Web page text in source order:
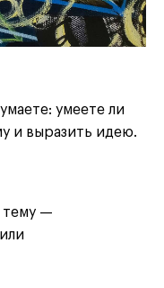
умеете ли
и выразить идею.
тему —